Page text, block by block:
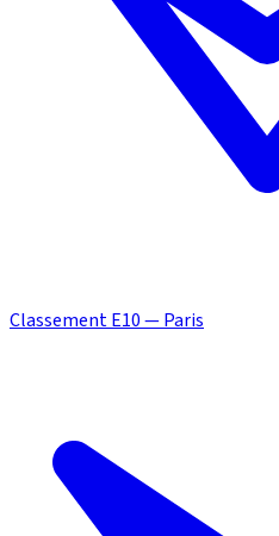
Classement E10 — Paris